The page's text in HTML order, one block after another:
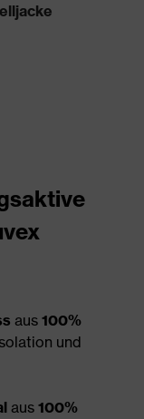
aus 100%
und
aus 100%